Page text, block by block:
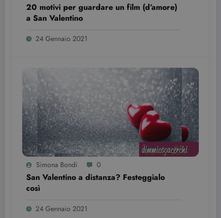
20 motivi per guardare un film (d’amore)
a San Valentino
24 Gennaio 2021
Simona Bondi 0
San Valentino a distanza? Festeggialo
così
24 Gennaio 2021
.youtube.com
cookie è
impostato da
YouTube per
tenere traccia
delle
dei video
incorporati.